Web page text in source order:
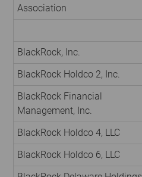
Association
BlackRock, Inc.
BlackRock Holdco 2, Inc.
BlackRock Financial
Management, Inc.
BlackRock Holdco 4, LLC
BlackRock Holdco 6, LLC